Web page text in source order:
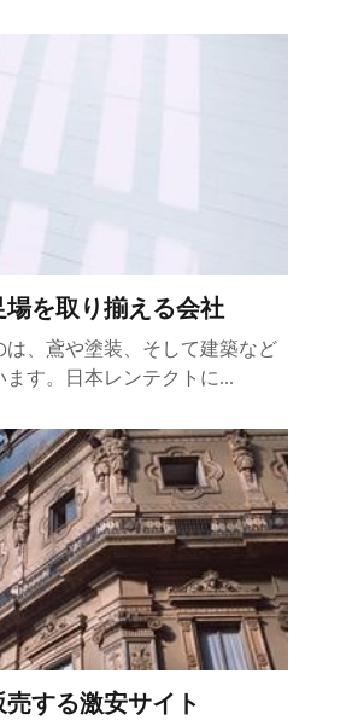
場を取り揃える会社
は、鳶や塗装、そして建築など
す。日本レンテクトに...
する激安サイト